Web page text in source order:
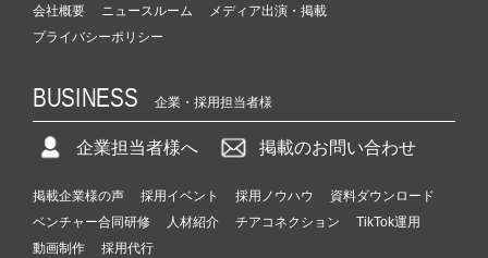
会社概要 ニュースルーム
メディア出演・掲載
プライバシーポリシー
BUSINESS 企業・採用担当者様
企業担当者様へ 掲載のお問い合わせ
掲載企業様の声 採用イベント 採用ノウハウ
資料ダウンロード
ベンチャー合同研修
人材紹介 チアコネクション
TikTok運用
動画制作
採用代行